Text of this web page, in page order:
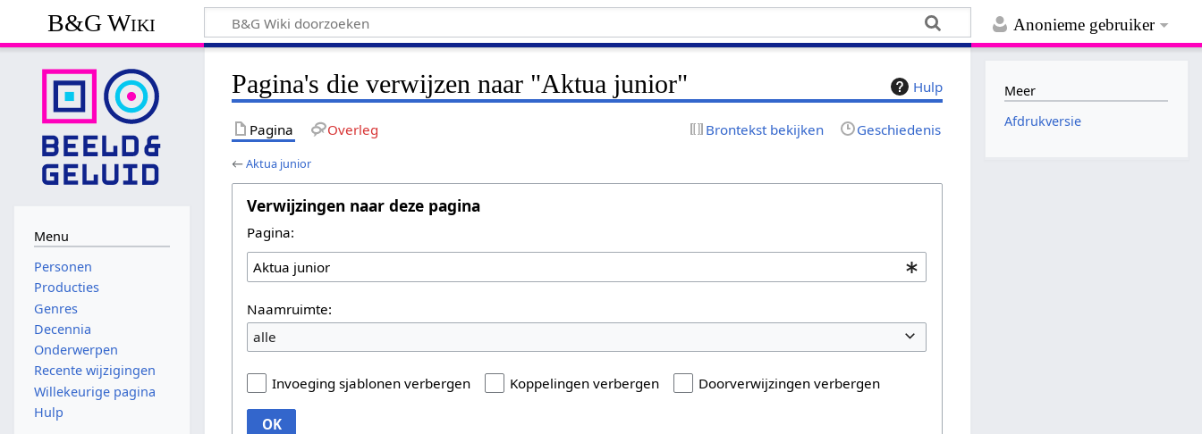
Anonieme gebruiker
B&G Wiki
Hulp
Pagina's die verwijzen naar "Aktua junior"
Pagina Overleg Brontekst bekijken Geschiedenis
←Aktua junior
Verwijzingen naar deze pagina
Pagina:
Naamruimte:
alle
Invoeging sjablonen verbergen Koppelingen verbergen Doorverwijzingen verbergen
OK
Menu
Personen
Producties
Genres
Decennia
Onderwerpen
Recente wijzigingen
Willekeurige pagina
Hulp
Meer
Afdrukversie